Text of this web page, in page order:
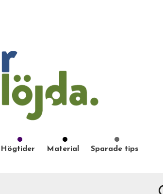
Högtider Material Sparade tips